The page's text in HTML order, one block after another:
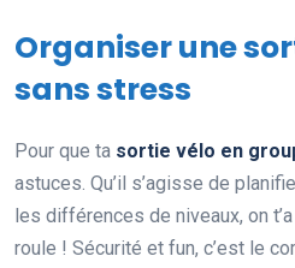
Organiser une
sans stress
Pour que ta sortie vélo en
astuces. Qu’il s’agisse de
les différences de niveaux, on
roule ! Sécurité et fun, c’est le